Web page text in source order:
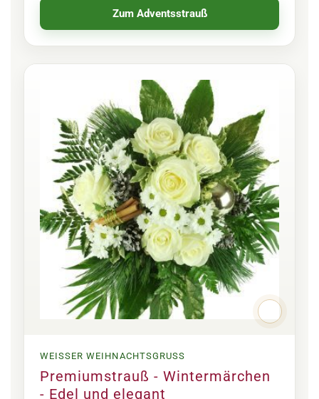
Zum Adventsstrauß
WEISSER WEIHNACHTSGRUSS
Premiumstrauß - Wintermärchen
- Edel und elegant